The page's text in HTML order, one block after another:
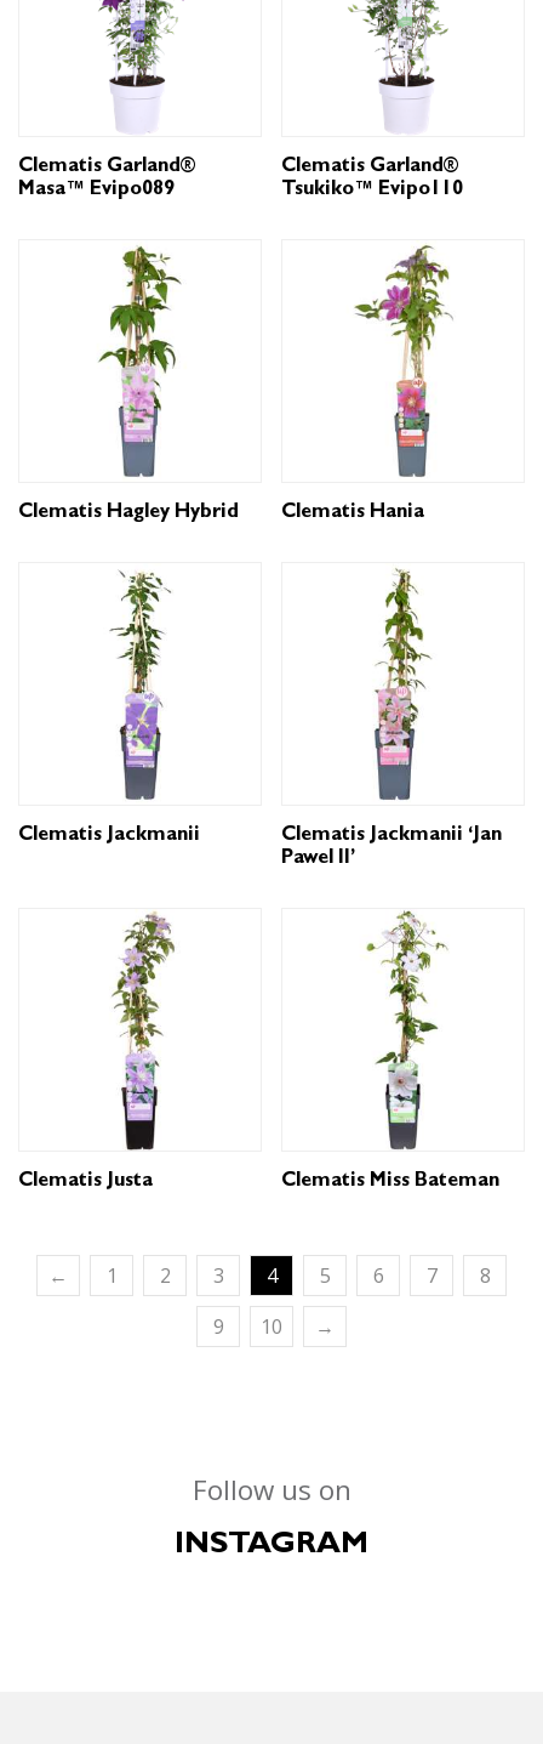
Clematis Garland®
Masa™ Evipo089
Clematis Garland®
Tsukiko™ Evipo110
Clematis Hagley Hybrid Clematis Hania
Clematis Jackmanii
Clematis Jackmanii ‘Jan
Pawel II’
Clematis Justa Clematis Miss Bateman
← 1 2 3 4 5 6 7
8
9
10 →
Follow us on
INSTAGRAM